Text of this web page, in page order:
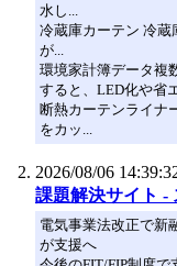
水し...
冷蔵庫カーテン 冷
が...
環境家計簿データ複
すると、LED化や省
断熱カーテンライナ
をカッ...
2026/08/06
課題解決サイト -
電気事業法改正で
が支援へ